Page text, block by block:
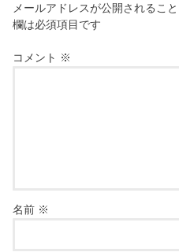
メールアドレスが公開されること
欄は必須項目です
コメント ※
名前 ※